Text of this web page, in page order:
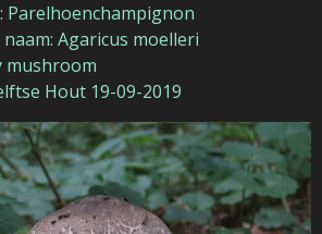
Parelhoenchampignon
Agaricus moelleri
mushroom
Hout 19-09-2019